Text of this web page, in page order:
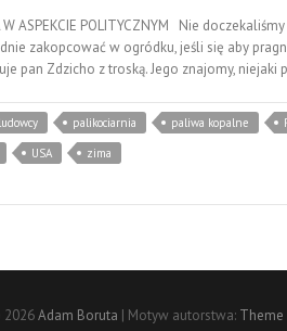
W ASPEKCIE POLITYCZNYM Nie
zakopcować w ogródku, jeśli się aby
pan Zdzicho z troską. Jego znajomy,
ludowcy palikociarnia paliwa kopalne
USA zima
2026Adam Boruta | Motyw autorstwa: Theme